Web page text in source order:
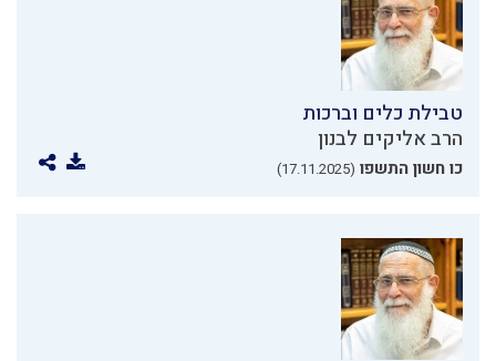
טבילת כלים וברכות
הרב אליקים לבנון
כו חשון התשפו (17.11.2025)